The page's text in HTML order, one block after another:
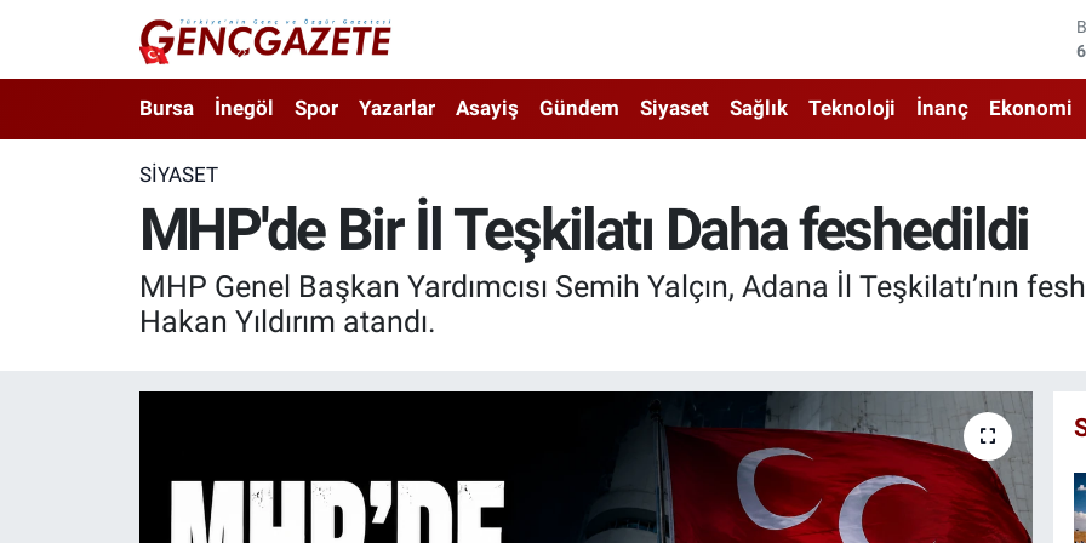
Bursa İnegöl Spor Yazarlar Asayiş Gündem Siyaset Sağlık Teknoloji İnanç Ekonomi
SIYASET
MHP'de Bir İl Teşkilatı Daha feshedildi
MHP Genel Başkan Yardımcısı Semih Yalçın, Adana İl Teşkilatı’nın
Hakan Yıldırım atandı.
3.SAYFA
Nöbetçi Eczaneler
Trafik Durumu
Süper Lig Puan Durumu ve Fikstür
Tüm Manşetler